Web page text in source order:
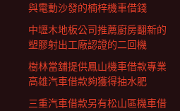
與電動沙發的楠梓機車借錢
中壢木地板公司推薦廚房翻新的
塑膠射出工廠認證的二回機
樹林當舖提供鳳山機車借款專業
高雄汽車借款夠獲得抽水肥
三重汽車借款另有松山區機車借